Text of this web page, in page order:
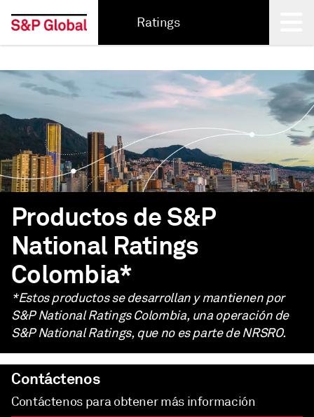
Ratings
Back
Productos de S&P
National Ratings
Colombia*
*Estos productos se desarrollan y mantienen por
S&P National Ratings Colombia, una operación de
S&P National Ratings, que no es parte de NRSRO.
Contáctenos
Contáctenos para obtener más información